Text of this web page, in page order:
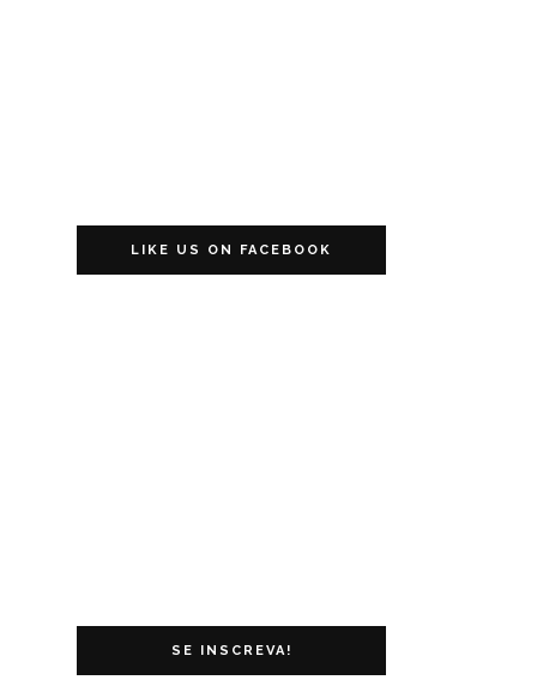
LIKE US ON FACEBOOK
SE INSCREVA!